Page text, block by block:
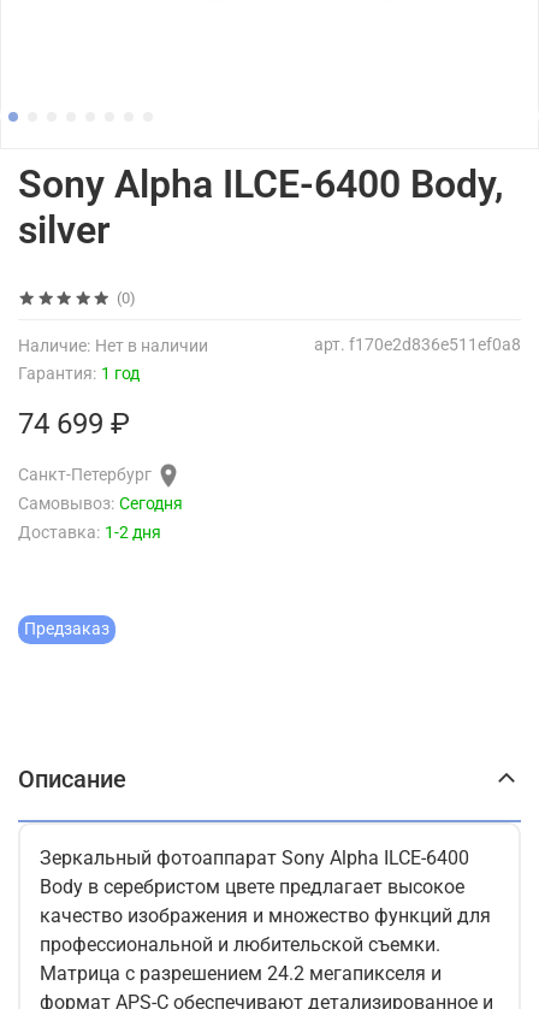
(0)
арт. f170e2d836e511ef0a8
Наличие: Нет в наличии
Гарантия: 1 год
Предзаказ
Sony Alpha ILCE-6400 Body,
silver
74 699 ₽
Санкт-Петербург
Самовывоз: Сегодня
Доставка: 1-2 дня
Описание
Зеркальный фотоаппарат Sony Alpha ILCE-6400
Body в серебристом цвете предлагает высокое
качество изображения и множество функций для
профессиональной и любительской съемки.
Матрица с разрешением 24.2 мегапикселя и
формат APS-C обеспечивают детализированное и